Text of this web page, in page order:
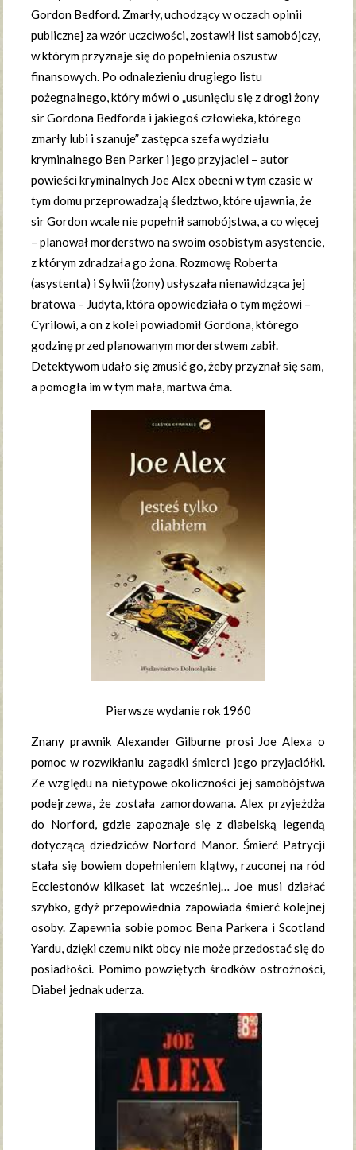
Gordon Bedford. Zmarły, uchodzący w oczach opinii
publicznej za wzór uczciwości, zostawił list samobójczy,
w którym przyznaje się do popełnienia oszustw
finansowych. Po odnalezieniu drugiego listu
pożegnalnego, który mówi o „usunięciu się z drogi żony
sir Gordona Bedforda i jakiegoś człowieka, którego
zmarły lubi i szanuje” zastępca szefa wydziału
kryminalnego Ben Parker i jego przyjaciel – autor
powieści kryminalnych Joe Alex obecni w tym czasie w
tym domu przeprowadzają śledztwo, które ujawnia, że
sir Gordon wcale nie popełnił samobójstwa, a co więcej
– planował morderstwo na swoim osobistym asystencie,
z którym zdradzała go żona. Rozmowę Roberta
(asystenta) i Sylwii (żony) usłyszała nienawidząca jej
bratowa – Judyta, która opowiedziała o tym mężowi –
Cyrilowi, a on z kolei powiadomił Gordona, którego
godzinę przed planowanym morderstwem zabił.
Detektywom udało się zmusić go, żeby przyznał się sam,
a pomogła im w tym mała, martwa ćma.
Pierwsze wydanie rok 1960
Znany prawnik Alexander Gilburne prosi Joe Alexa o
pomoc w rozwikłaniu zagadki śmierci jego przyjaciółki.
Ze względu na nietypowe okoliczności jej samobójstwa
podejrzewa, że została zamordowana. Alex przyjeżdża
do Norford, gdzie zapoznaje się z diabelską legendą
dotyczącą dziedziców Norford Manor. Śmierć Patrycji
stała się bowiem dopełnieniem klątwy, rzuconej na ród
Ecclestonów kilkaset lat wcześniej… Joe musi działać
szybko, gdyż przepowiednia zapowiada śmierć kolejnej
osoby. Zapewnia sobie pomoc Bena Parkera i Scotland
Yardu, dzięki czemu nikt obcy nie może przedostać się do
posiadłości. Pomimo powziętych środków ostrożności,
Diabeł jednak uderza.